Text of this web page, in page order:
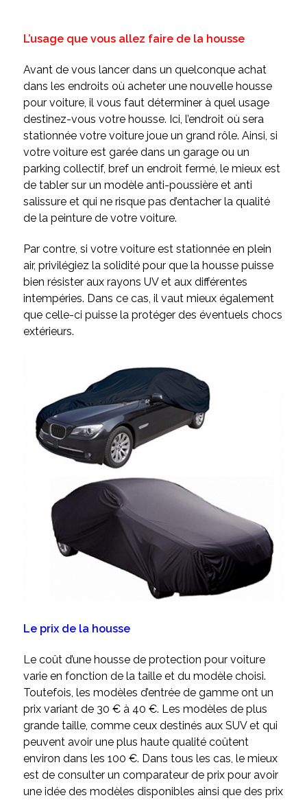
L’usage que vous allez faire de la housse
Avant de vous lancer dans un quelconque achat
dans les endroits où acheter une nouvelle housse
pour voiture, il vous faut déterminer à quel usage
destinez-vous votre housse. Ici, l’endroit où sera
stationnée votre voiture joue un grand rôle. Ainsi, si
votre voiture est garée dans un garage ou un
parking collectif, bref un endroit fermé, le mieux est
de tabler sur un modèle anti-poussière et anti
salissure et qui ne risque pas d’entacher la qualité
de la peinture de votre voiture.
Par contre, si votre voiture est stationnée en plein
air, privilégiez la solidité pour que la housse puisse
bien résister aux rayons UV et aux différentes
intempéries. Dans ce cas, il vaut mieux également
que celle-ci puisse la protéger des éventuels chocs
extérieurs.
Le prix de la housse
Le coût d’une housse de protection pour voiture
varie en fonction de la taille et du modèle choisi.
Toutefois, les modèles d’entrée de gamme ont un
prix variant de 30 € à 40 €. Les modèles de plus
grande taille, comme ceux destinés aux SUV et qui
peuvent avoir une plus haute qualité coûtent
environ dans les 100 €. Dans tous les cas, le mieux
est de consulter un comparateur de prix pour avoir
une idée des modèles disponibles ainsi que des prix